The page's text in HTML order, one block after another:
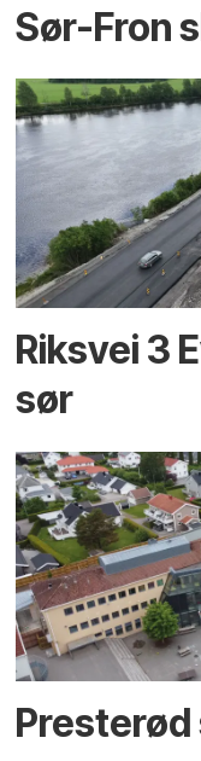
Sør-Fron
Riksvei 3
sør
Presterød